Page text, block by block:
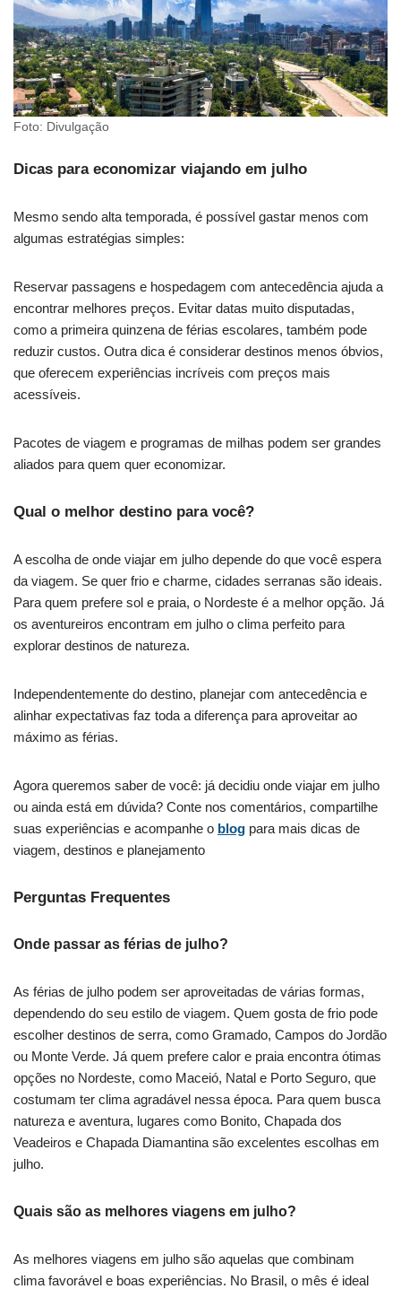
Foto: Divulgação
Dicas para economizar viajando em julho
Mesmo sendo alta temporada, é possível gastar menos com
algumas estratégias simples:
Reservar passagens e hospedagem com antecedência ajuda a
encontrar melhores preços. Evitar datas muito disputadas,
como a primeira quinzena de férias escolares, também pode
reduzir custos. Outra dica é considerar destinos menos óbvios,
que oferecem experiências incríveis com preços mais
acessíveis.
Pacotes de viagem e programas de milhas podem ser grandes
aliados para quem quer economizar.
Qual o melhor destino para você?
A escolha de onde viajar em julho depende do que você espera
da viagem. Se quer frio e charme, cidades serranas são ideais.
Para quem prefere sol e praia, o Nordeste é a melhor opção. Já
os aventureiros encontram em julho o clima perfeito para
explorar destinos de natureza.
Independentemente do destino, planejar com antecedência e
alinhar expectativas faz toda a diferença para aproveitar ao
máximo as férias.
Agora queremos saber de você: já decidiu onde viajar em julho
ou ainda está em dúvida? Conte nos comentários, compartilhe
suas experiências e acompanhe o blog para mais dicas de
viagem, destinos e planejamento
Perguntas Frequentes
Onde passar as férias de julho?
As férias de julho podem ser aproveitadas de várias formas,
dependendo do seu estilo de viagem. Quem gosta de frio pode
escolher destinos de serra, como Gramado, Campos do Jordão
ou Monte Verde. Já quem prefere calor e praia encontra ótimas
opções no Nordeste, como Maceió, Natal e Porto Seguro, que
costumam ter clima agradável nessa época. Para quem busca
natureza e aventura, lugares como Bonito, Chapada dos
Veadeiros e Chapada Diamantina são excelentes escolhas em
julho.
Quais são as melhores viagens em julho?
As melhores viagens em julho são aquelas que combinam
clima favorável e boas experiências. No Brasil, o mês é ideal